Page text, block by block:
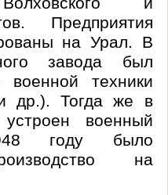
Предприятия
на Урал. В
завода был
военной техники
и др.).Тогда же в
военный
году было
на